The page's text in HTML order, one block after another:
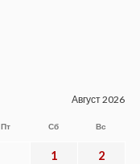
Август 2026
Пт Сб Вс
1 2